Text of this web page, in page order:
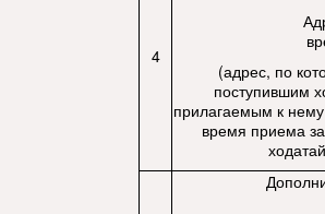
4
(адрес, по
поступившим
прилагаемым к
время приема